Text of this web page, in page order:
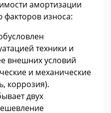
амортизации
факторов износа:
техники и
внешних условий
и механические
коррозия).
двух